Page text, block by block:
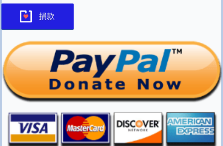
捐款